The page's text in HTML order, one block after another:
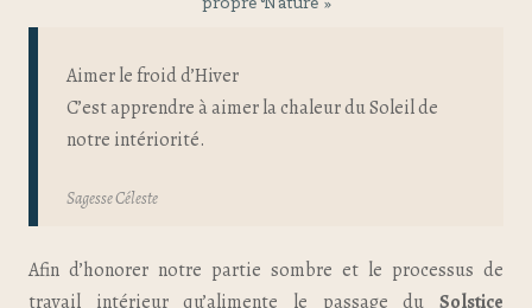
Aimer le froid d’Hiver
C’est apprendre à aimer la chaleur du Soleil de
notre intériorité.
Sagesse Céleste
Afin d’honorer notre partie sombre et le processus de
travail intérieur qu’alimente le passage du Solstice